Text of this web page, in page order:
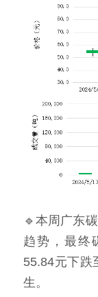
🔹本周广东
趋势，最终
55.84元下跌
生。